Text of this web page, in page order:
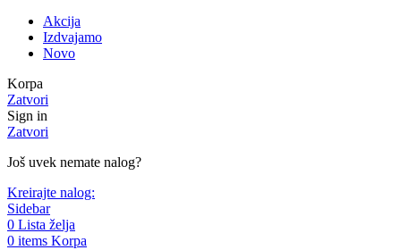
Akcija
Izdvajamo
Novo
Korpa
Zatvori
Sign in
Zatvori
Još uvek nemate nalog?
Kreirajte nalog:
Sidebar
0 Lista želja
0 items Korpa